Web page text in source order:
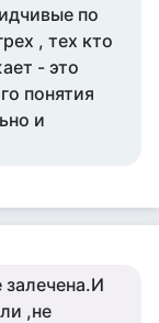
по
, тех кто
- это
понятия
и
залечена.И
,не